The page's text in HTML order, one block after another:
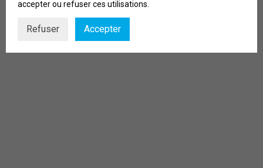
MISSIONS
Qui sommes-nous?
accepter ou refuser ces utilisations.
Refuser Accepter